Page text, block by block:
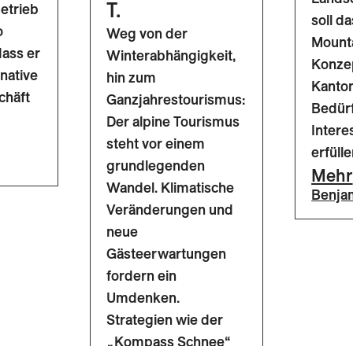
er
T.
Weg von der
Winterabhängigkeit,
hin zum
Ganzjahrestourismus:
Der alpine Tourismus
steht vor einem
grundlegenden
Wandel. Klimatische
Veränderungen und
neue
Gästeerwartungen
fordern ein
Umdenken.
Strategien wie der
„Kompass Schnee“
soll
Mehr